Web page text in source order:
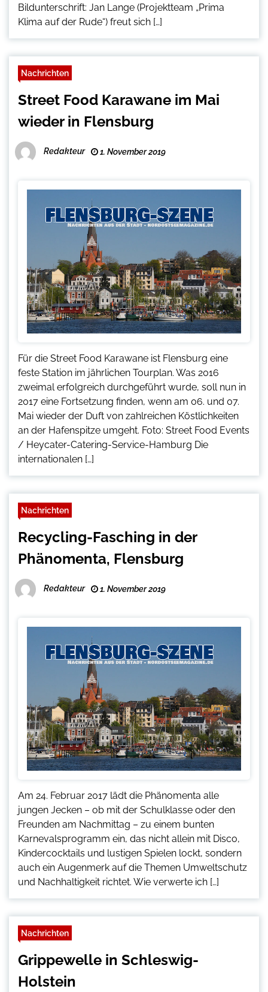
Bildunterschrift: Jan Lange (Projektteam „Prima
Klima auf der Rude“) freut sich […]
Nachrichten
Street Food Karawane im Mai
wieder in Flensburg
Redakteur 1. November 2019
Für die Street Food Karawane ist Flensburg eine
feste Station im jährlichen Tourplan. Was 2016
zweimal erfolgreich durchgeführt wurde, soll nun in
2017 eine Fortsetzung finden, wenn am 06. und 07.
Mai wieder der Duft von zahlreichen Köstlichkeiten
an der Hafenspitze umgeht. Foto: Street Food Events
/ Heycater-Catering-Service-Hamburg Die
internationalen […]
Nachrichten
Recycling-Fasching in der
Phänomenta, Flensburg
Redakteur 1. November 2019
Am 24. Februar 2017 lädt die Phänomenta alle
jungen Jecken – ob mit der Schulklasse oder den
Freunden am Nachmittag – zu einem bunten
Karnevalsprogramm ein, das nicht allein mit Disco,
Kindercocktails und lustigen Spielen lockt, sondern
auch ein Augenmerk auf die Themen Umweltschutz
und Nachhaltigkeit richtet. Wie verwerte ich […]
Nachrichten
Grippewelle in Schleswig-
Holstein